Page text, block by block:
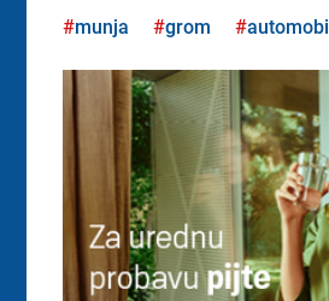
munja grom automobil